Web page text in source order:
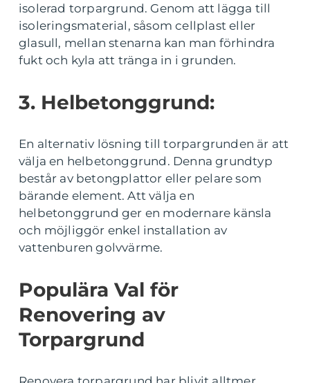
isolerad torpargrund. Genom att lägga till
isoleringsmaterial, såsom cellplast eller
glasull, mellan stenarna kan man förhindra
fukt och kyla att tränga in i grunden.
3. Helbetonggrund:
En alternativ lösning till torpargrunden är att
välja en helbetonggrund. Denna grundtyp
består av betongplattor eller pelare som
bärande element. Att välja en
helbetonggrund ger en modernare känsla
och möjliggör enkel installation av
vattenburen golvvärme.
Populära Val för
Renovering av
Torpargrund